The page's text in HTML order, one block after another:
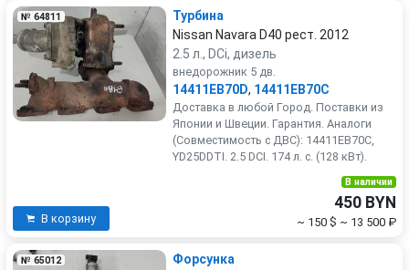
№ 64811
Турбина
Nissan Navara D40 рест. 2012
2.5 л., DCi, дизель
внедорожник 5 дв.
14411EB70D, 14411EB70C
Доставка в любой Город. Поставки из
Японии и Швеции. Гарантия. Аналоги
(Совместимость с ДВС): 14411EB70C,
YD25DDTI. 2.5 DCI. 174 л. с. (128 кВт).
В корзину
В наличии
450 BYN
~ 150 $ ~ 13 500 ₽
№ 65012
Форсунка